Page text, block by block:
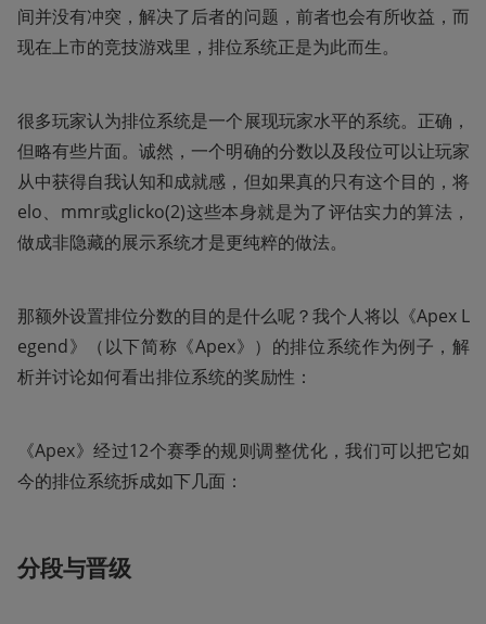
间并没有冲突，解决了后者的问题，前者也会有所收益，而
现在上市的竞技游戏里，排位系统正是为此而生。
很多玩家认为排位系统是一个展现玩家水平的系统。正确，
但略有些片面。诚然，一个明确的分数以及段位可以让玩家
从中获得自我认知和成就感，但如果真的只有这个目的，将
elo、mmr或glicko(2)这些本身就是为了评估实力的算法，
做成非隐藏的展示系统才是更纯粹的做法。
那额外设置排位分数的目的是什么呢？我个人将以《Apex L
egend》（以下简称《Apex》）的排位系统作为例子，解
析并讨论如何看出排位系统的奖励性：
《Apex》经过12个赛季的规则调整优化，我们可以把它如
今的排位系统拆成如下几面：
分段与晋级